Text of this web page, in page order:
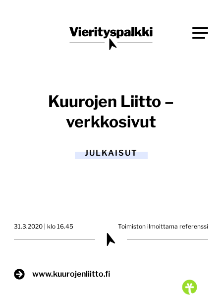
Vierityspalkki.fi
Kuurojen Liitto –
verkkosivut
JULKAISUT
31.3.2020 | klo 16.45 Toimiston ilmoittama referenssi
www.kuurojenliitto.fi